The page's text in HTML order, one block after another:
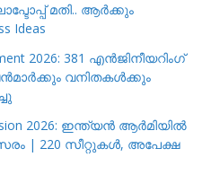
മതി.. ആർക്കും
Ideas
2026: 381 എൻജിനീയറിംഗ്
വനിതകൾക്കും
2026: ഇന്ത്യൻ ആർമിയിൽ
| 220 സീറ്റുകൾ, അപേക്ഷ